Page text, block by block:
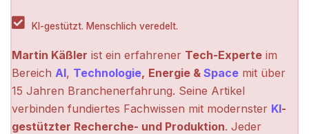
KI-gestützt. Menschlich veredelt.
Martin Käßler ist ein erfahrener Tech-Experte im
Bereich AI, Technologie, Energie & Space mit über
15 Jahren Branchenerfahrung. Seine Artikel
verbinden fundiertes Fachwissen mit modernster KI-
gestützter Recherche- und Produktion. Jeder